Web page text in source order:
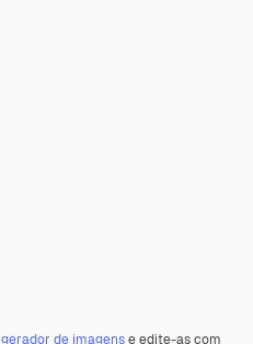
gerador de imagense edite-as com